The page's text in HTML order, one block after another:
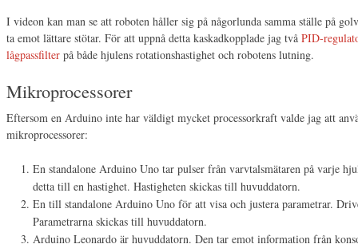
I videon kan man se att roboten håller sig på någorlunda samma ställe på
ta emot lättare stötar. För att uppnå detta kaskadkopplade jag två PID-
lågpassfilter på både hjulens rotationshastighet och robotens lutning.
Mikroprocessorer
Eftersom en Arduino inte har väldigt mycket processorkraft valde jag att
mikroprocessorer:
En standalone Arduino Uno tar pulser från varvtalsmätaren på varje
detta till en hastighet. Hastigheten skickas till huvuddatorn.
En till standalone Arduino Uno för att visa och justera parametrar.
Parametrarna skickas till huvuddatorn.
Arduino Leonardo är huvuddatorn. Den tar emot information från